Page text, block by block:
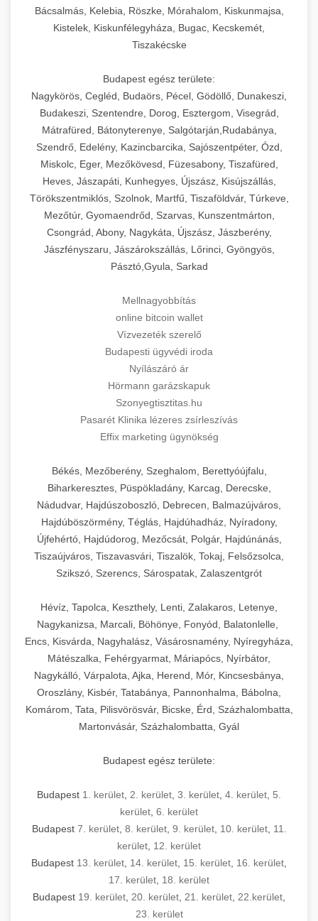
Bácsalmás, Kelebia, Röszke, Mórahalom, Kiskunmajsa,
Kistelek, Kiskunfélegyháza, Bugac, Kecskemét,
Tiszakécske
Budapest egész területe:
Nagykörös, Cegléd, Budaörs, Pécel, Gödöllő, Dunakeszi,
Budakeszi, Szentendre, Dorog, Esztergom, Visegrád,
Mátrafüred, Bátonyterenye, Salgótarján,Rudabánya,
Szendrő, Edelény, Kazincbarcika, Sajószentpéter, Ózd,
Miskolc, Eger, Mezőkövesd, Füzesabony, Tiszafüred,
Heves, Jászapáti, Kunhegyes, Újszász, Kisújszállás,
Törökszentmiklós, Szolnok, Martfű, Tiszaföldvár, Túrkeve,
Mezőtúr, Gyomaendrőd, Szarvas, Kunszentmárton,
Csongrád, Abony, Nagykáta, Újszász, Jászberény,
Jászfényszaru, Jászárokszállás, Lőrinci, Gyöngyös,
Pásztó,Gyula, Sarkad
Mellnagyobbítás
online bitcoin wallet
Vízvezeték szerelő
Budapesti ügyvédi iroda
Nyílászáró ár
Hörmann garázskapuk
Szonyegtisztitas.hu
Pasarét Klinika lézeres zsírleszívás
Effix marketing ügynökség
Békés, Mezőberény, Szeghalom, Berettyóújfalu,
Biharkeresztes, Püspökladány, Karcag, Derecske,
Nádudvar, Hajdúszoboszló, Debrecen, Balmazújváros,
Hajdúböszörmény, Téglás, Hajdúhadház, Nyíradony,
Újfehértó, Hajdúdorog, Mezőcsát, Polgár, Hajdúnánás,
Tiszaújváros, Tiszavasvári, Tiszalök, Tokaj, Felsőzsolca,
Szikszó, Szerencs, Sárospatak, Zalaszentgrót
Hévíz, Tapolca, Keszthely, Lenti, Zalakaros, Letenye,
Nagykanizsa, Marcali, Böhönye, Fonyód, Balatonlelle,
Encs, Kisvárda, Nagyhalász, Vásárosnamény, Nyíregyháza,
Mátészalka, Fehérgyarmat, Máriapócs, Nyírbátor,
Nagykálló, Várpalota, Ajka, Herend, Mór, Kincsesbánya,
Oroszlány, Kisbér, Tatabánya, Pannonhalma, Bábolna,
Komárom, Tata, Pilisvörösvár, Bicske, Érd, Százhalombatta,
Martonvásár, Százhalombatta, Gyál
Budapest egész területe:
Budapest 1. kerület 2. kerület 3. kerület 4. kerület 5.
kerület 6. kerület
Budapest 7. kerület, 8. kerület, 9. kerület, 10. kerület, 11.
kerület 12. kerület
Budapest 13. kerület 14. kerület 15. kerület 16. kerület
17. kerület 18. kerület
Budapest 19. kerület 20. kerület 21. kerület 22.kerület
23. kerület